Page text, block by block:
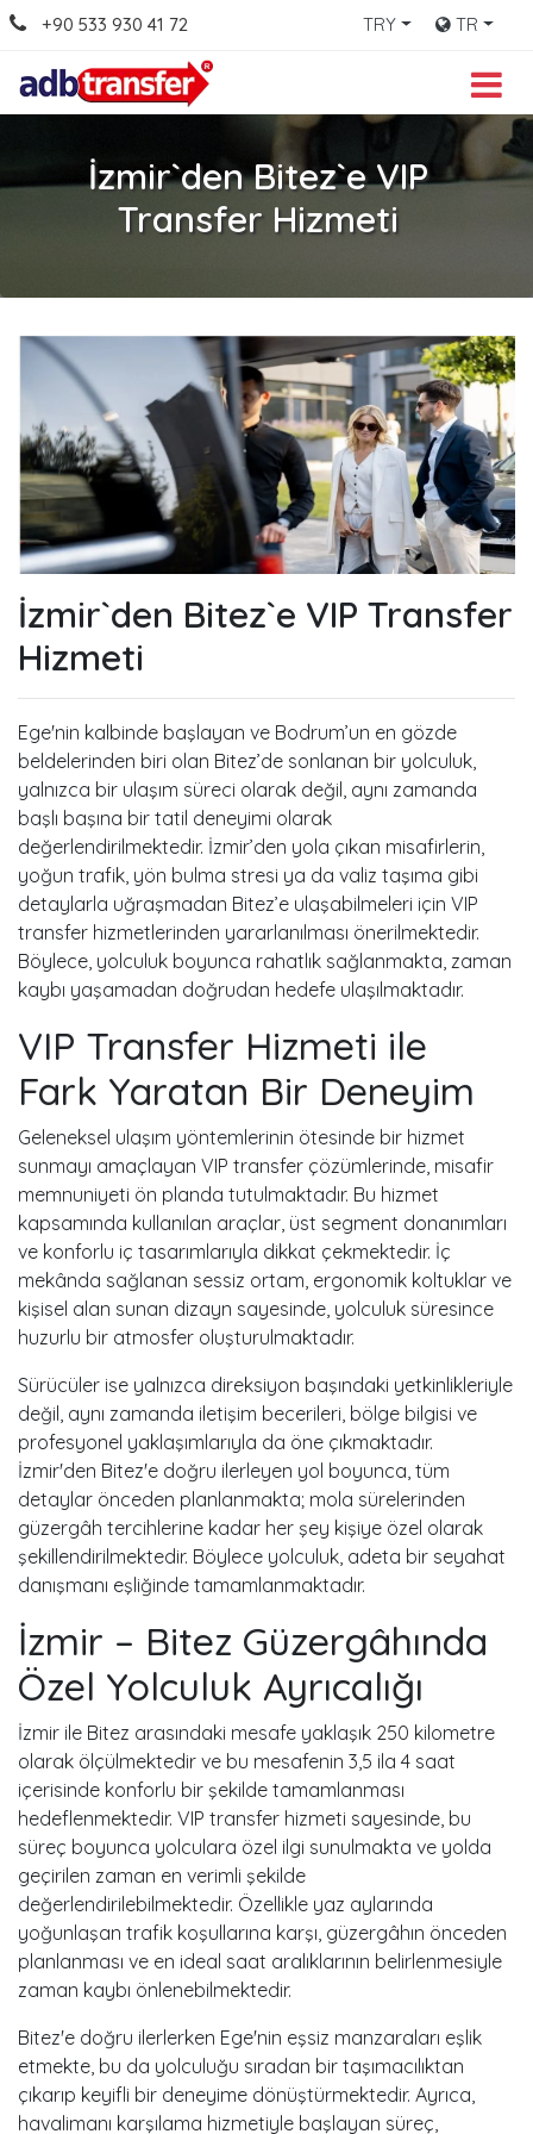
+90 533 930 41 72 TRY TR
İzmir`den Bitez`e VIP
Transfer Hizmeti
İzmir`den Bitez`e VIP Transfer
Hizmeti
Ege'nin kalbinde başlayan ve Bodrum’un en gözde
beldelerinden biri olan Bitez’de sonlanan bir yolculuk,
yalnızca bir ulaşım süreci olarak değil, aynı zamanda
başlı başına bir tatil deneyimi olarak
değerlendirilmektedir. İzmir’den yola çıkan misafirlerin,
yoğun trafik, yön bulma stresi ya da valiz taşıma gibi
detaylarla uğraşmadan Bitez’e ulaşabilmeleri için VIP
transfer hizmetlerinden yararlanılması önerilmektedir.
Böylece, yolculuk boyunca rahatlık sağlanmakta, zaman
kaybı yaşamadan doğrudan hedefe ulaşılmaktadır.
VIP Transfer Hizmeti ile
Fark Yaratan Bir Deneyim
Geleneksel ulaşım yöntemlerinin ötesinde bir hizmet
sunmayı amaçlayan VIP transfer çözümlerinde, misafir
memnuniyeti ön planda tutulmaktadır. Bu hizmet
kapsamında kullanılan araçlar, üst segment donanımları
ve konforlu iç tasarımlarıyla dikkat çekmektedir. İç
mekânda sağlanan sessiz ortam, ergonomik koltuklar ve
kişisel alan sunan dizayn sayesinde, yolculuk süresince
huzurlu bir atmosfer oluşturulmaktadır.
Sürücüler ise yalnızca direksiyon başındaki yetkinlikleriyle
değil, aynı zamanda iletişim becerileri, bölge bilgisi ve
profesyonel yaklaşımlarıyla da öne çıkmaktadır.
İzmir'den Bitez'e doğru ilerleyen yol boyunca, tüm
detaylar önceden planlanmakta; mola sürelerinden
güzergâh tercihlerine kadar her şey kişiye özel olarak
şekillendirilmektedir. Böylece yolculuk, adeta bir seyahat
danışmanı eşliğinde tamamlanmaktadır.
İzmir – Bitez Güzergâhında
Özel Yolculuk Ayrıcalığı
İzmir ile Bitez arasındaki mesafe yaklaşık 250 kilometre
olarak ölçülmektedir ve bu mesafenin 3,5 ila 4 saat
içerisinde konforlu bir şekilde tamamlanması
hedeflenmektedir. VIP transfer hizmeti sayesinde, bu
süreç boyunca yolculara özel ilgi sunulmakta ve yolda
geçirilen zaman en verimli şekilde
değerlendirilebilmektedir. Özellikle yaz aylarında
yoğunlaşan trafik koşullarına karşı, güzergâhın önceden
planlanması ve en ideal saat aralıklarının belirlenmesiyle
zaman kaybı önlenebilmektedir.
Bitez'e doğru ilerlerken Ege'nin eşsiz manzaraları eşlik
etmekte, bu da yolculuğu sıradan bir taşımacılıktan
çıkarıp keyifli bir deneyime dönüştürmektedir. Ayrıca,
havalimanı karşılama hizmetiyle başlayan süreç,